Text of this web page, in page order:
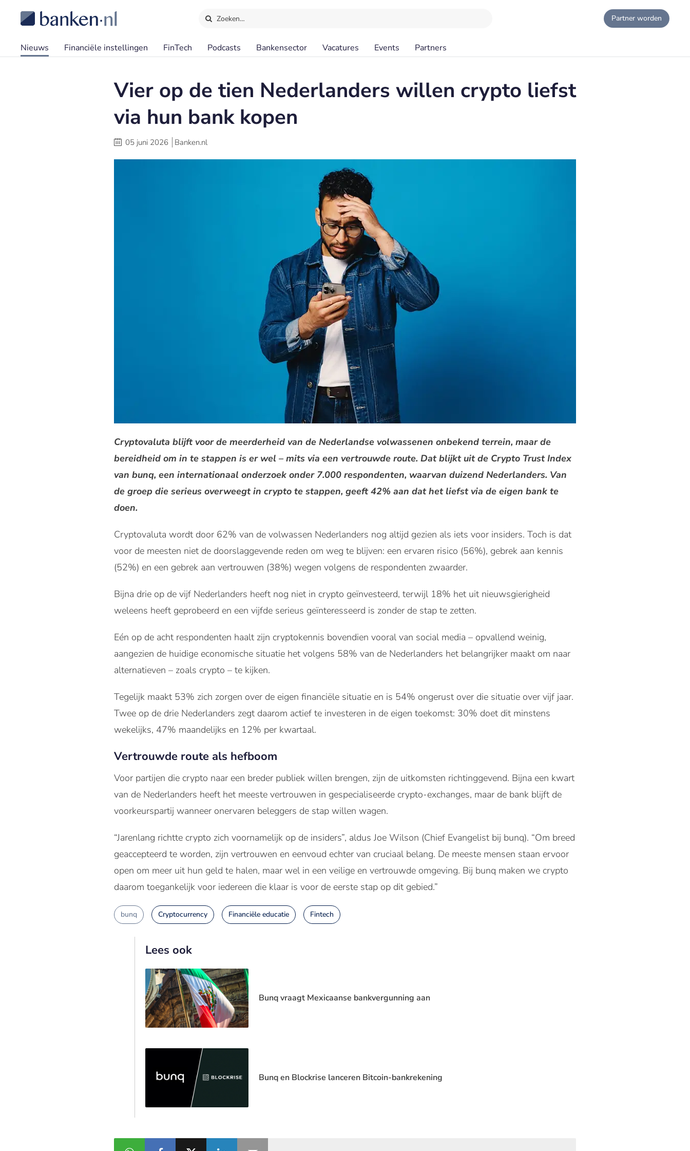
Zoeken… Partner worden
Nieuws Financiële instellingen FinTech Podcasts Bankensector Vacatures Events Partners
Vier op de tien Nederlanders willen crypto liefst
via hun bank kopen
05 juni 2026 Banken.nl
Cryptovaluta blijft voor de meerderheid van de Nederlandse volwassenen onbekend terrein, maar de
bereidheid om in te stappen is er wel – mits via een vertrouwde route. Dat blijkt uit de Crypto Trust Index
van bunq, een internationaal onderzoek onder 7.000 respondenten, waarvan duizend Nederlanders. Van
de groep die serieus overweegt in crypto te stappen, geeft 42% aan dat het liefst via de eigen bank te
doen.
Cryptovaluta wordt door 62% van de volwassen Nederlanders nog altijd gezien als iets voor insiders. Toch is dat
voor de meesten niet de doorslaggevende reden om weg te blijven: een ervaren risico (56%), gebrek aan kennis
(52%) en een gebrek aan vertrouwen (38%) wegen volgens de respondenten zwaarder.
Bijna drie op de vijf Nederlanders heeft nog niet in crypto geïnvesteerd, terwijl 18% het uit nieuwsgierigheid
weleens heeft geprobeerd en een vijfde serieus geïnteresseerd is zonder de stap te zetten.
Eén op de acht respondenten haalt zijn cryptokennis bovendien vooral van social media – opvallend weinig,
aangezien de huidige economische situatie het volgens 58% van de Nederlanders het belangrijker maakt om naar
alternatieven – zoals crypto – te kijken.
Tegelijk maakt 53% zich zorgen over de eigen financiële situatie en is 54% ongerust over die situatie over vijf jaar.
Twee op de drie Nederlanders zegt daarom actief te investeren in de eigen toekomst: 30% doet dit minstens
wekelijks, 47% maandelijks en 12% per kwartaal.
Vertrouwde route als hefboom
Voor partijen die crypto naar een breder publiek willen brengen, zijn de uitkomsten richtinggevend. Bijna een kwart
van de Nederlanders heeft het meeste vertrouwen in gespecialiseerde crypto-exchanges, maar de bank blijft de
voorkeurspartij wanneer onervaren beleggers de stap willen wagen.
“Jarenlang richtte crypto zich voornamelijk op de insiders”, aldus Joe Wilson (Chief Evangelist bij bunq). “Om breed
geaccepteerd te worden, zijn vertrouwen en eenvoud echter van cruciaal belang. De meeste mensen staan ervoor
open om meer uit hun geld te halen, maar wel in een veilige en vertrouwde omgeving. Bij bunq maken we crypto
daarom toegankelijk voor iedereen die klaar is voor de eerste stap op dit gebied.”
bunq Cryptocurrency Financiële educatie Fintech
Lees ook
Bunq vraagt Mexicaanse bankvergunning aan
Bunq en Blockrise lanceren Bitcoin-bankrekening